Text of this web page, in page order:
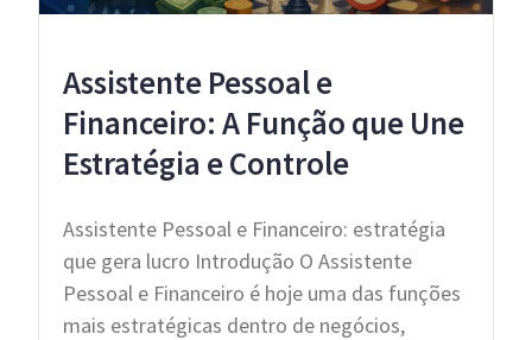
Assistente Pessoal e
Financeiro: A Função que Une
Estratégia e Controle
Assistente Pessoal e Financeiro: estratégia
que gera lucro Introdução O Assistente
Pessoal e Financeiro é hoje uma das funções
mais estratégicas dentro de negócios,